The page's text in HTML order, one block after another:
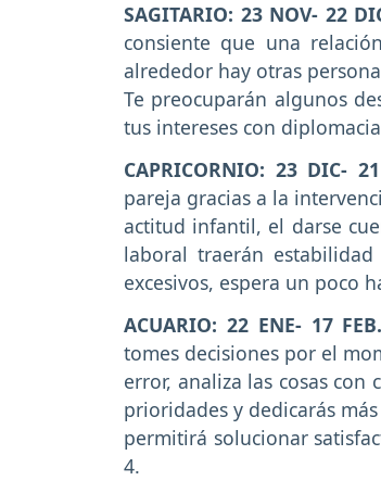
SAGITARIO: 23 NOV- 22
consiente que una
alrededor hay otras
Te preocuparán algunos
tus intereses con
CAPRICORNIO: 23 DIC-
pareja gracias a la
actitud infantil, el darse
laboral traerán
excesivos, espera un poco
ACUARIO: 22 ENE- 17
tomes decisiones por el
error, analiza las cosas con
prioridades y dedicarás
permitirá solucionar
4.